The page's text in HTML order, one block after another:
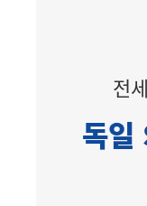
전
독